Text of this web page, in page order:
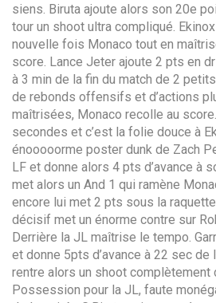
siens. Biruta ajoute alors son 20e
tour un shoot ultra compliqué.
nouvelle fois Monaco tout en
score. Lance Jeter ajoute 2 pts en
à 3 min de la fin du match de 2
de rebonds offensifs et d’actions
maîtrisées, Monaco recolle au
secondes et c’est la folie douce à
énooooorme poster dunk de Zach
LF et donne alors 4 pts d’avance à
met alors un And 1 qui ramène
encore lui met 2 pts sous la
décisif met un énorme contre sur
Derrière la JL maîtrise le tempo.
et donne 5pts d’avance à 22 sec de
rentre alors un shoot complètement
Possession pour la JL, faute